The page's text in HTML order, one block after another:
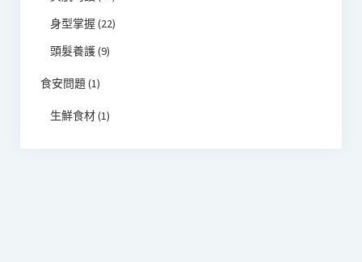
身型掌握 (22)
頭髮養護(9)
食安問題(1)
生鮮食材(1)